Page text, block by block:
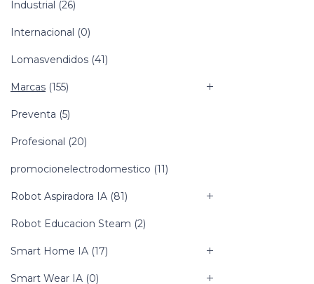
Industrial (26)
Internacional (0)
Lomasvendidos (41)
Marcas (155)
Preventa (5)
Profesional (20)
promocionelectrodomestico (11)
Robot Aspiradora IA (81)
Robot Educacion Steam (2)
Smart Home IA (17)
Smart Wear IA (0)